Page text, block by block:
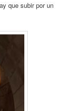
que subir por un